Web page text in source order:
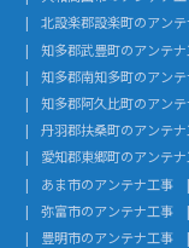
北設楽郡設楽町のアン
知多郡武豊町のアンテ
知多郡南知多町のアン
知多郡阿久比町のアン
丹羽郡扶桑町のアンテ
愛知郡東郷町のアンテ
あま市のアンテナ工事
弥富市のアンテナ工事
豊明市のアンテナ工事